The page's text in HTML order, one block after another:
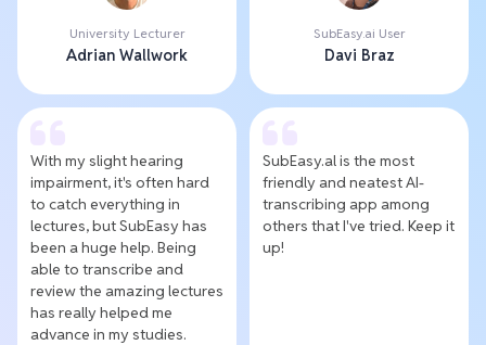
University Lecturer
Adrian Wallwork
SubEasy.ai User
Davi Braz
With my slight hearing
impairment, it's often hard
to catch everything in
lectures, but SubEasy has
been a huge help. Being
able to transcribe and
review the amazing lectures
has really helped me
advance in my studies.
SubEasy.al is the most
friendly and neatest AI-
transcribing app among
others that I've tried. Keep it
up!